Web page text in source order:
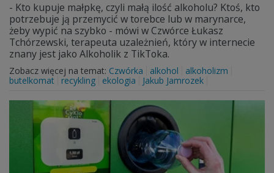
- Kto kupuje małpkę, czyli małą ilość alkoholu? Ktoś, kto
potrzebuje ją przemycić w torebce lub w marynarce,
żeby wypić na szybko - mówi w Czwórce Łukasz
Tchórzewski, terapeuta uzależnień, który w internecie
znany jest jako Alkoholik z TikToka.
Zobacz więcej na temat: Czwórka alkohol
alkoholizm
butelkomat
recykling ekologia Jakub Jamrozek